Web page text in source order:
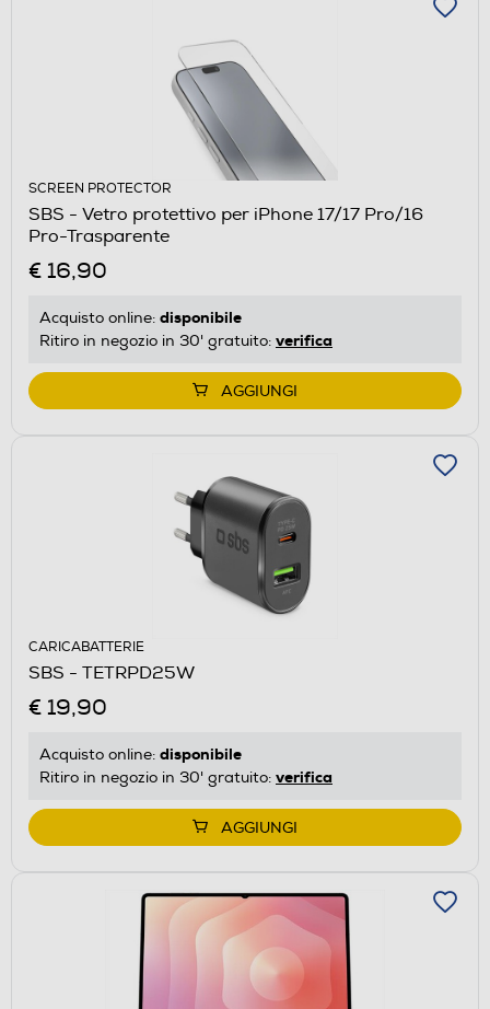
SCREEN PROTECTOR
SBS - Vetro protettivo per iPhone 17/17 Pro/16
Pro-Trasparente
€ 16,90
Acquisto online: disponibile
Ritiro in negozio in 30' gratuito: verifica
AGGIUNGI
CARICABATTERIE
SBS - TETRPD25W
€ 19,90
Acquisto online: disponibile
Ritiro in negozio in 30' gratuito: verifica
AGGIUNGI